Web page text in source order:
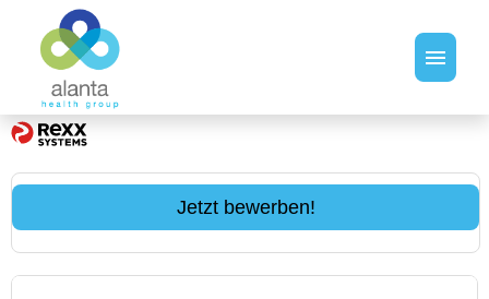
Stellenangebote
Jetzt bewerben!